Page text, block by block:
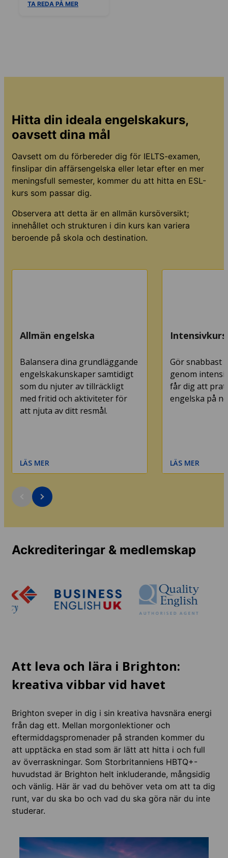
TA REDA PÅ MER
Hitta din ideala engelskakurs,
oavsett dina mål
Oavsett om du förbereder dig för IELTS-examen,
finslipar din affärsengelska eller letar efter en mer
meningsfull semester, kommer du att hitta en ESL-
kurs som passar dig.
Observera att detta är en allmän kursöversikt;
innehållet och strukturen i din kurs kan variera
beroende på skola och destination.
Allmän engelska
Balansera dina grundläggande
engelskakunskaper samtidigt
som du njuter av tillräckligt
med fritid och aktiviteter för
att njuta av ditt resmål.
LÄS MER
Gör snabbast
genom
får dig att
engelska på
LÄS MER
Ackrediteringar & medlemskap
Att leva och lära i Brighton:
kreativa vibbar vid havet
Brighton sveper in dig i sin kreativa havsnära energi
från dag ett. Mellan morgonlektioner och
eftermiddagspromenader på stranden kommer du
att upptäcka en stad som är lätt att hitta i och full
av överraskningar. Som Storbritanniens HBTQ+-
huvudstad är Brighton helt inkluderande, mångsidig
och vänlig. Här är vad du behöver veta om att ta dig
runt, var du ska bo och vad du ska göra när du inte
studerar.